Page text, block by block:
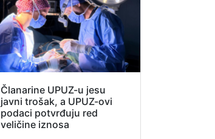
Članarine UPUZ-u jesu
javni trošak, a UPUZ-ovi
podaci potvrđuju red
veličine iznosa